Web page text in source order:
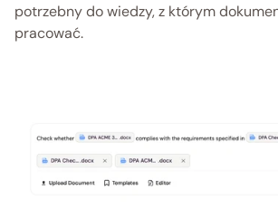
potrzebny do wiedzy, z którym
pracować.